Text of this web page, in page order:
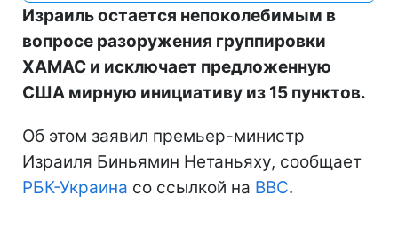
Израиль остается непоколебимым в
вопросе разоружения группировки
ХАМАС и исключает предложенную
США мирную инициативу из 15 пунктов.
Об этом заявил премьер-министр
Израиля Биньямин Нетаньяху, сообщает
РБК-Украина со ссылкой на BBC.